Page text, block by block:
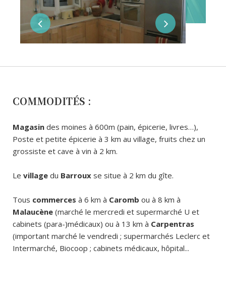
COMMODITÉS :
Magasin des moines à 600m (pain, épicerie, livres…),
Poste et petite épicerie à 3 km au village, fruits chez un
grossiste et cave à vin à 2 km.
Le village du Barroux se situe à 2 km du gîte.
Tous commerces à 6 km à Caromb ou à 8 km à
Malaucène (marché le mercredi et supermarché U et
cabinets (para-)médicaux) ou à 13 km à Carpentras
(important marché le vendredi ; supermarchés Leclerc et
Intermarché, Biocoop ; cabinets médicaux, hôpital...